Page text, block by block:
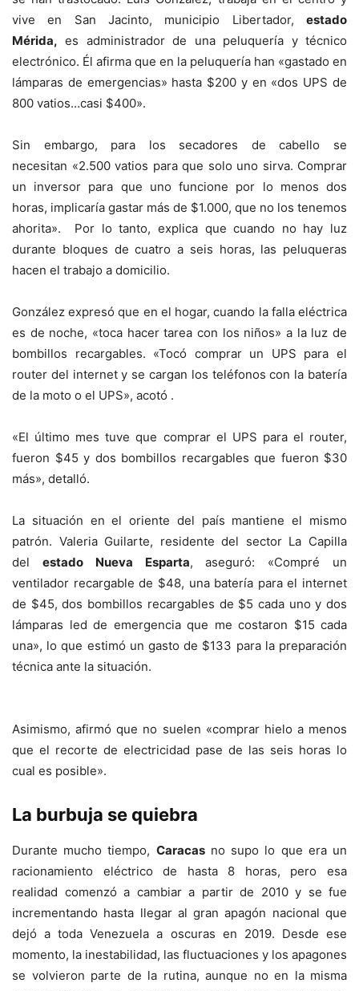
vive en San Jacinto, municipio Libertador, estado
Mérida, es administrador de una peluquería y técnico
electrónico. Él afirma que en la peluquería han «gastado en
lámparas de emergencias» hasta $200 y en «dos UPS de
800 vatios…casi $400».
Sin embargo, para los secadores de cabello se
necesitan «2.500 vatios para que solo uno sirva. Comprar
un inversor para que uno funcione por lo menos dos
horas, implicaría gastar más de $1.000, que no los tenemos
ahorita». Por lo tanto, explica que cuando no hay luz
durante bloques de cuatro a seis horas, las peluqueras
hacen el trabajo a domicilio.
González expresó que en el hogar, cuando la falla eléctrica
es de noche, «toca hacer tarea con los niños» a la luz de
bombillos recargables. «Tocó comprar un UPS para el
router del internet y se cargan los teléfonos con la batería
de la moto o el UPS», acotó .
«El último mes tuve que comprar el UPS para el router,
fueron $45 y dos bombillos recargables que fueron $30
más», detalló.
La situación en el oriente del país mantiene el mismo
patrón. Valeria Guilarte, residente del sector La Capilla
del estado Nueva Esparta, aseguró: «Compré un
ventilador recargable de $48, una batería para el internet
de $45, dos bombillos recargables de $5 cada uno y dos
lámparas led de emergencia que me costaron $15 cada
una», lo que estimó un gasto de $133 para la preparación
técnica ante la situación.
Asimismo, afirmó que no suelen «comprar hielo a menos
que el recorte de electricidad pase de las seis horas lo
cual es posible».
La burbuja se quiebra
Durante mucho tiempo, Caracasno supo lo que era un
racionamiento eléctrico de hasta 8 horas, pero esa
realidad comenzó a cambiar a partir de 2010 y se fue
incrementando hasta llegar al gran apagón nacional que
dejó a toda Venezuela a oscuras en 2019. Desde ese
momento, la inestabilidad, las fluctuaciones y los apagones
se volvieron parte de la rutina, aunque no en la misma